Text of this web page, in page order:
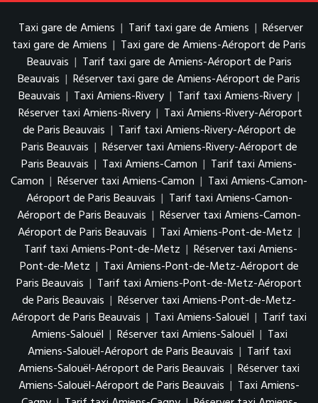
Taxi gare de Amiens | Tarif taxi gare de Amiens | Réserver
taxi gare de Amiens | Taxi gare de Amiens-Aéroport de Paris
Beauvais | Tarif taxi gare de Amiens-Aéroport de Paris
Beauvais | Réserver taxi gare de Amiens-Aéroport de Paris
Beauvais | Taxi Amiens-Rivery | Tarif taxi Amiens-Rivery |
Réserver taxi Amiens-Rivery | Taxi Amiens-Rivery-Aéroport
de Paris Beauvais | Tarif taxi Amiens-Rivery-Aéroport de
Paris Beauvais | Réserver taxi Amiens-Rivery-Aéroport de
Paris Beauvais | Taxi Amiens-Camon | Tarif taxi Amiens-
Camon | Réserver taxi Amiens-Camon | Taxi Amiens-Camon-
Aéroport de Paris Beauvais | Tarif taxi Amiens-Camon-
Aéroport de Paris Beauvais | Réserver taxi Amiens-Camon-
Aéroport de Paris Beauvais | Taxi Amiens-Pont-de-Metz |
Tarif taxi Amiens-Pont-de-Metz | Réserver taxi Amiens-
Pont-de-Metz | Taxi Amiens-Pont-de-Metz-Aéroport de
Paris Beauvais | Tarif taxi Amiens-Pont-de-Metz-Aéroport
de Paris Beauvais | Réserver taxi Amiens-Pont-de-Metz-
Aéroport de Paris Beauvais | Taxi Amiens-Salouël | Tarif taxi
Amiens-Salouël | Réserver taxi Amiens-Salouël | Taxi
Amiens-Salouël-Aéroport de Paris Beauvais | Tarif taxi
Amiens-Salouël-Aéroport de Paris Beauvais | Réserver taxi
Amiens-Salouël-Aéroport de Paris Beauvais | Taxi Amiens-